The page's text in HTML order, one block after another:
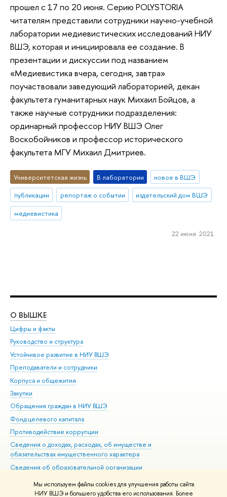
Мы используем файлы cookies для улучшения работы сайта
НИУ ВШЭ и большего удобства его использования. Более
прошел с 17 по 20 июня. Серию POLYSTORIA
читателям представили сотрудники научно-учебной
лаборатории медиевистических исследований НИУ
ВШЭ, которая и инициировала ее создание. В
презентации и дискуссии под названием
«Медиевистика вчера, сегодня, завтра»
поучаствовали заведующий лабораторией, декан
факультета гуманитарных наук Михаил Бойцов, а
также научные сотрудники подразделения:
ординарный профессор НИУ ВШЭ Олег
Воскобойников и профессор исторического
факультета МГУ Михаил Дмитриев.
Университетская жизнь В лаборатории
новое в ВШЭ
публикации
репортаж о событии
издательский дом ВШЭ
медиевистика
22 июня 2021
О ВЫШКЕ
Цифры и факты
Руководство и структура
Устойчивое развитие в НИУ ВШЭ
Преподаватели и сотрудники
Корпуса и общежития
Закупки
Обращения граждан в НИУ ВШЭ
Фонд целевого капитала
Противодействие коррупции
Сведения о доходах, расходах, об имуществе и
обязательствах имущественного характера
Сведения об образовательной организации
Людям с ограниченными возможностями здоровья
Единая платежная страница